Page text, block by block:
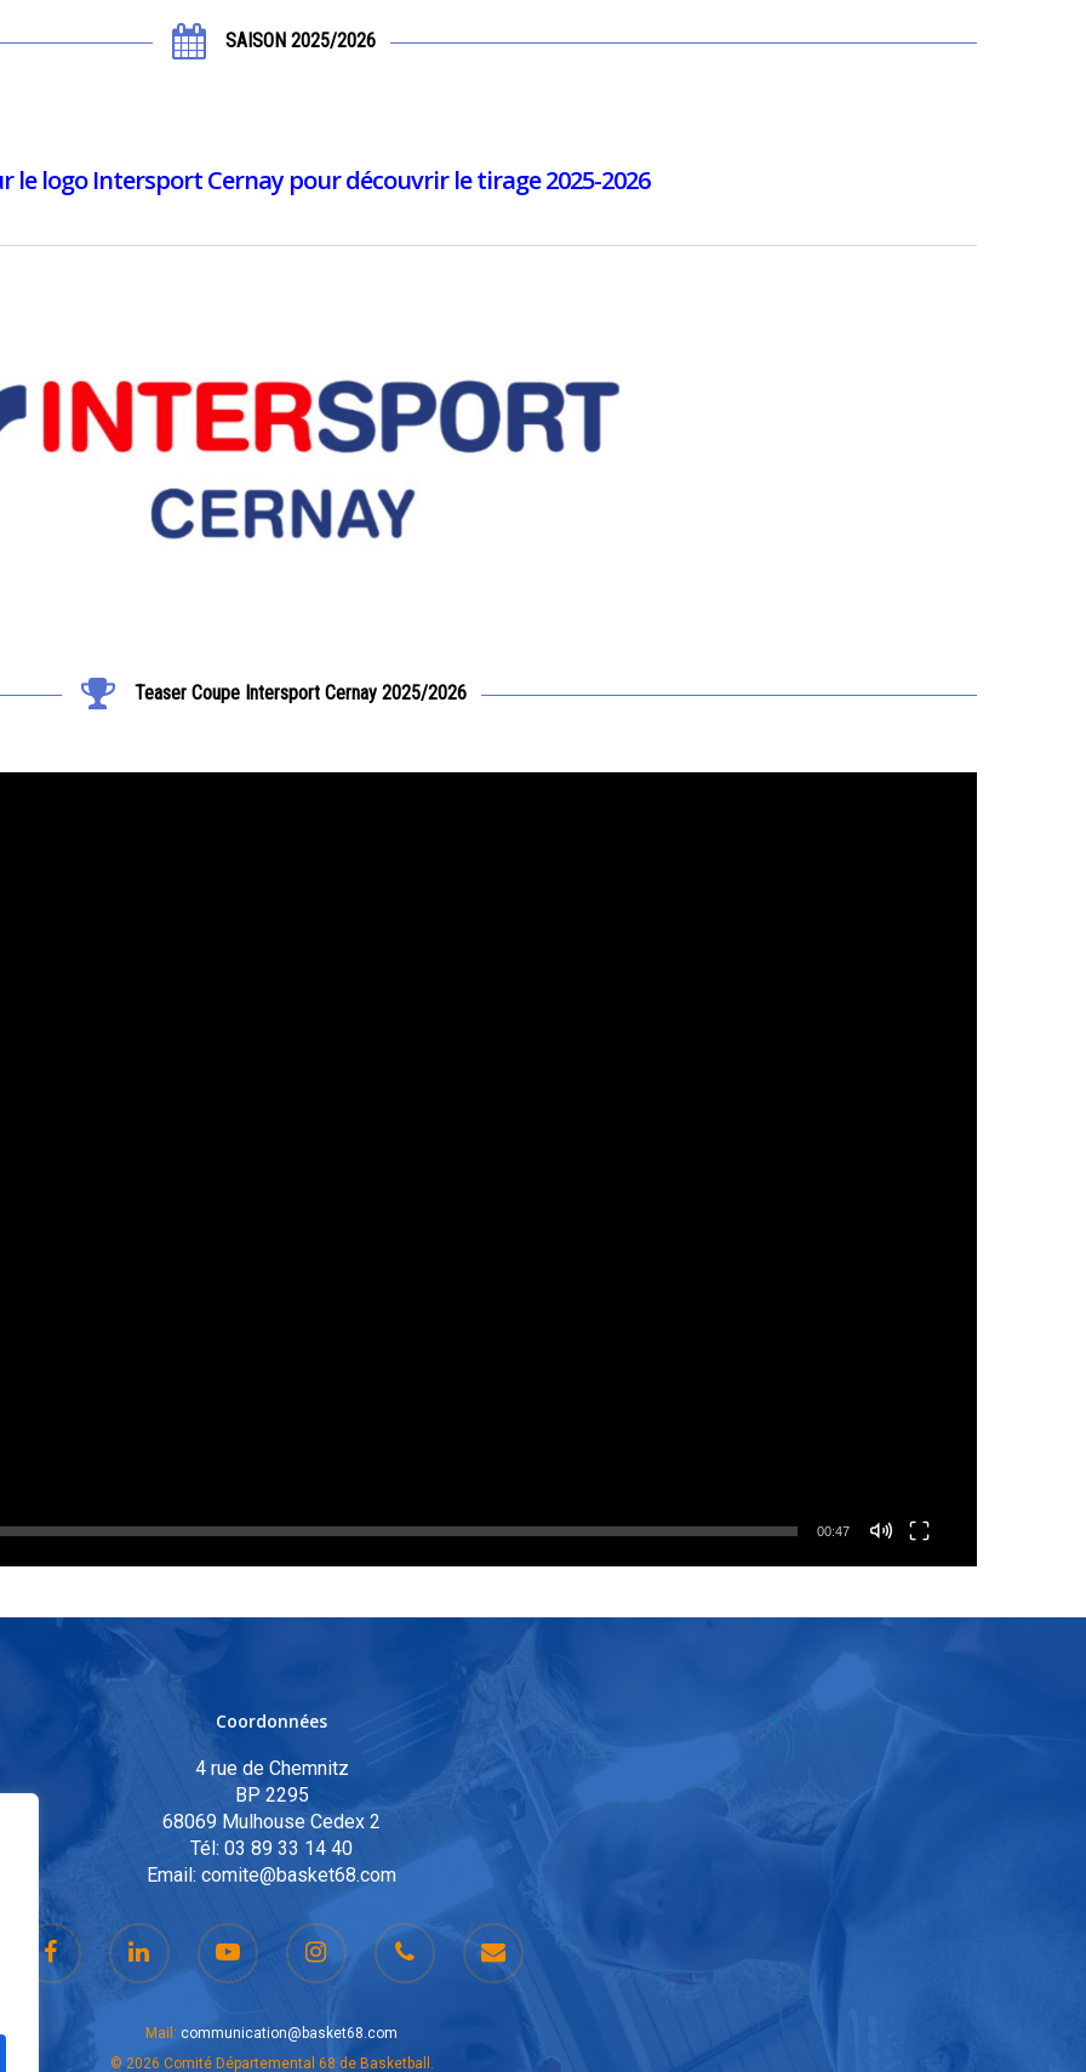
SAISON 2025/2026
le logo Intersport Cernay pour découvrir le tirage 2025-2026
Teaser Coupe Intersport Cernay 2025/2026
00:47
Coordonnées
4 rue de Chemnitz
BP 2295
68069 Mulhouse Cedex 2
Tél: 03 89 33 14 40
Email: comite@basket68.com
Mail: communication@basket68.com
© 2026 Comité Départemental 68 de Basketball.